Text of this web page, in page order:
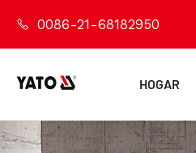
0086-21-68182950
HOGAR